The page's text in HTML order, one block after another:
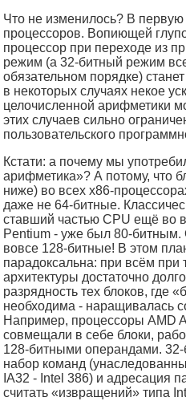
Что не изменилось? В
процессоров. Вопиющей
процессор при переходе из
режим (а 32-битный режим
обязательном порядке)
в некоторых случаях некое
целочисленной арифметики
этих случаев сильно
пользовательского
Кстати: а почему мы
арифметика»? А потому, что
ниже) во всех x86-
даже не 64-битные.
ставший частью CPU ещё во
Pentium - уже был 80-
вовсе 128-битные! В этом
парадоксальна: при всём
архитектуры достаточно
разрядность тех блоков, где
необходима - наращивалась
Например, процессоры AMD
совмещали в себе блоки,
128-битными операндами.
набор команд
IA32 - Intel 386) и адресация
считать «извращений» типа